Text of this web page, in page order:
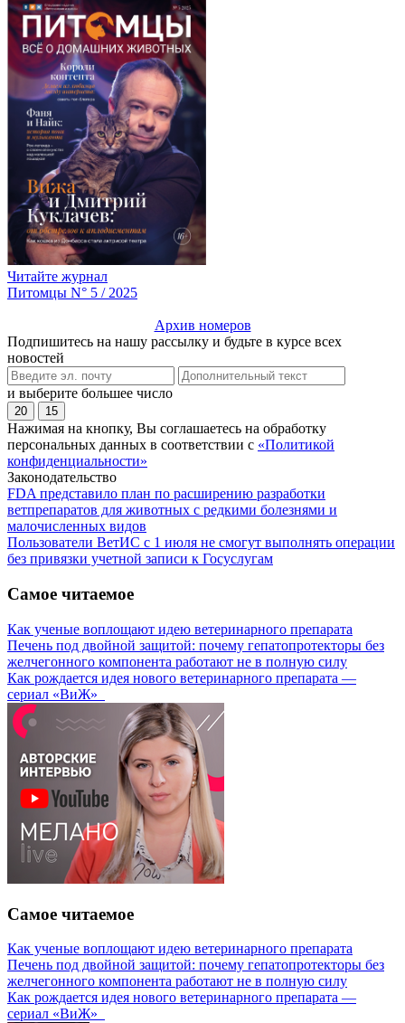
Читайте журнал
Питомцы N° 5 / 2025
Архив номеров
Подпишитесь на нашу рассылку и будьте в курсе всех
новостей
и выберите большее число
20 15
Нажимая на кнопку, Вы соглашаетесь на обработку
персональных данных в соответствии с «Политикой
конфиденциальности»
Законодательство
FDA представило план по расширению разработки
ветпрепаратов для животных с редкими болезнями и
малочисленных видов
Пользователи ВетИС с 1 июля не смогут выполнять операции
без привязки учетной записи к Госуслугам
Самое читаемое
Как ученые воплощают идею ветеринарного препарата
Печень под двойной защитой: почему гепатопротекторы без
желчегонного компонента работают не в полную силу
Как рождается идея нового ветеринарного препарата —
сериал «ВиЖ»
Самое читаемое
Как ученые воплощают идею ветеринарного препарата
Печень под двойной защитой: почему гепатопротекторы без
желчегонного компонента работают не в полную силу
Как рождается идея нового ветеринарного препарата —
сериал «ВиЖ»